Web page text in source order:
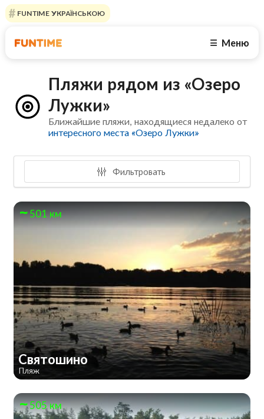
FUNTIME УКРАЇНСЬКОЮ
☰ Меню
Пляжи рядом из «Озеро
Лужки»
Ближайшие пляжи, находящиеся недалеко от
интересного места «Озеро Лужки»
Фильтровать
501 км
Святошино
Пляж
505 км